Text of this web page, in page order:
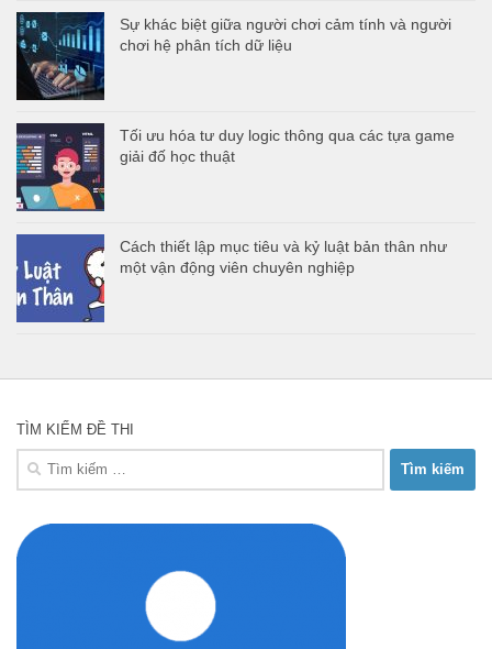
Sự khác biệt giữa người chơi cảm tính và người
chơi hệ phân tích dữ liệu
Tối ưu hóa tư duy logic thông qua các tựa game
giải đố học thuật
Cách thiết lập mục tiêu và kỷ luật bản thân như
một vận động viên chuyên nghiệp
TÌM KIẾM ĐỀ THI
Tìm